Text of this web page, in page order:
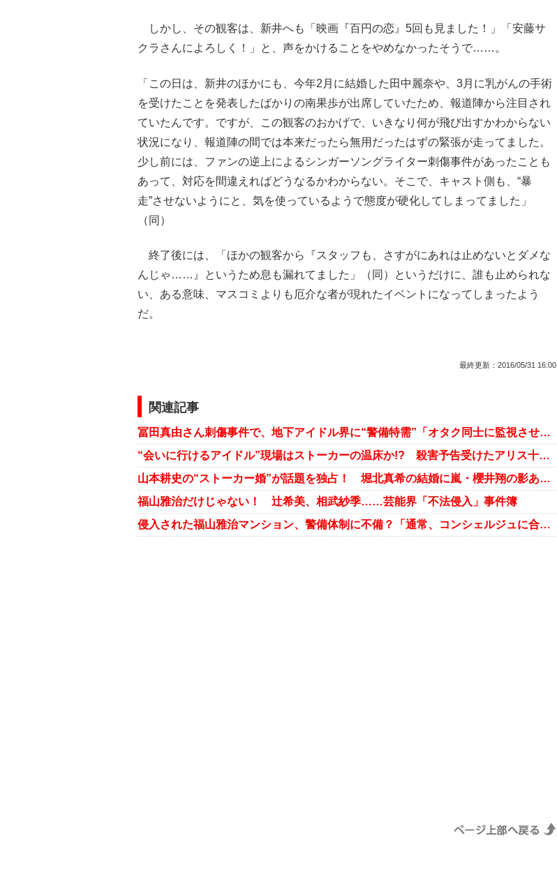
しかし、その観客は、新井へも「映画『百円の恋』5回も見ました！」「安藤サ
クラさんによろしく！」と、声をかけることをやめなかったそうで……。
「この日は、新井のほかにも、今年2月に結婚した田中麗奈や、3月に乳がんの手術
を受けたことを発表したばかりの南果歩が出席していたため、報道陣から注目され
ていたんです。ですが、この観客のおかげで、いきなり何が飛び出すかわからない
状況になり、報道陣の間では本来だったら無用だったはずの緊張が走ってました。
少し前には、ファンの逆上によるシンガーソングライター刺傷事件があったことも
あって、対応を間違えればどうなるかわからない。そこで、キャスト側も、“暴
走”させないようにと、気を使っているようで態度が硬化してしまってました」
（同）
終了後には、「ほかの観客から『スタッフも、さすがにあれは止めないとダメな
んじゃ……』というため息も漏れてました」（同）というだけに、誰も止められな
い、ある意味、マスコミよりも厄介な者が現れたイベントになってしまったよう
だ。
最終更新： 2016/05/31 16:00
関連記事
冨田真由さん刺傷事件で、地下アイドル界に“警備特需”「オタク同士に監視させる」例も
“会いに行けるアイドル”現場はストーカーの温床か!? 殺害予告受けたアリス十番・立花あんなが涙の訴え
山本耕史の“ストーカー婚”が話題を独占！ 堀北真希の結婚に嵐・櫻井翔の影あり？
福山雅治だけじゃない！ 辻希美、相武紗季……芸能界「不法侵入」事件簿
侵入された福山雅治マンション、警備体制に不備？「通常、コンシェルジュに合鍵は……」